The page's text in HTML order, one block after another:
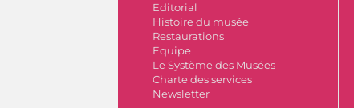
Editorial
Histoire du musée
Restaurations
Equipe
Le Système des Musées
Charte des services
Newsletter